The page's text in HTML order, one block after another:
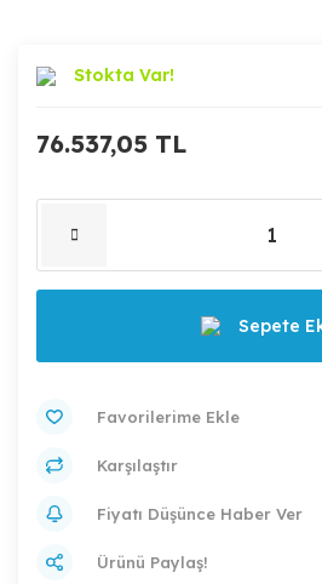
Stokta Var!
76.537,05 TL
Sepete
Karşılaştır
Fiyatı Düşünce Haber Ver
Ürünü Paylaş!